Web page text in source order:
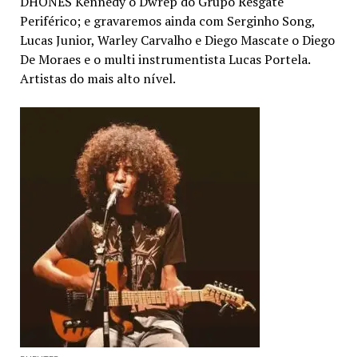
Periférico; e gravaremos ainda com Serginho Song,
Lucas Junior, Warley Carvalho e Diego Mascate o Diego
De Moraes e o multi instrumentista Lucas Portela.
Artistas do mais alto nível.